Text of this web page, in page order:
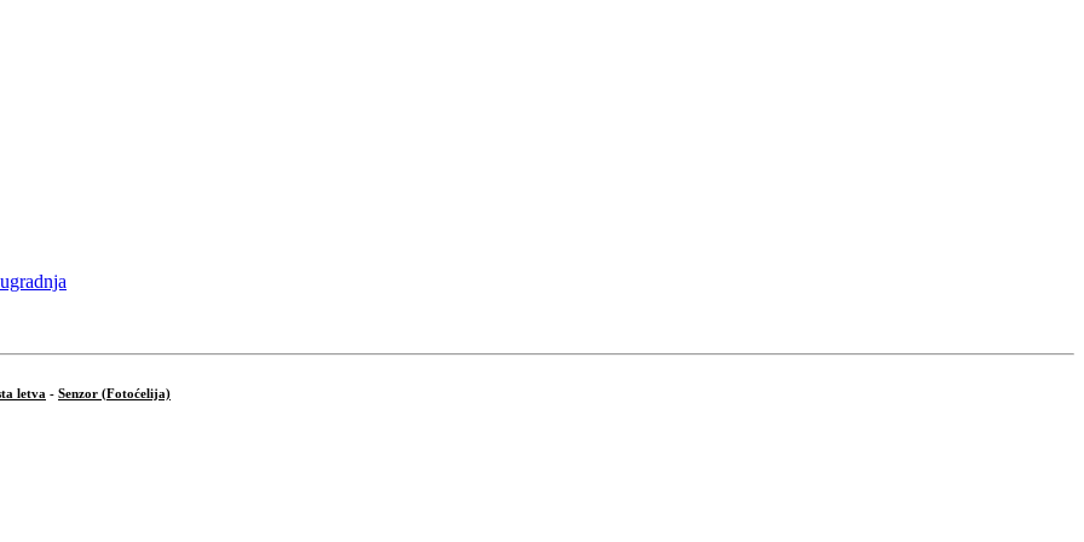
letva - Senzor (Fotoćelija)